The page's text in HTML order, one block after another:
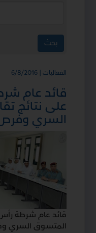
الفعاليات | 6/8/2016
قائد عام
على نتائج
السري وفرص
قائد عام شرطة رأس
المتسوق السري